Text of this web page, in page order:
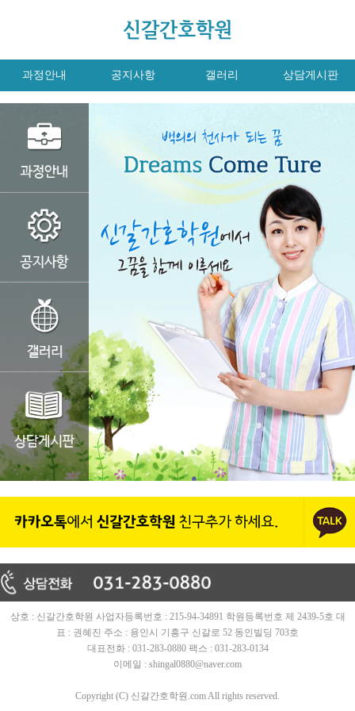
과정안내 공지사항 갤러리 상담게시판
상호 : 신갈간호학원 사업자등록번호 : 215-94-34891 학원등록번호 제 2439-5호 대
표 : 권혜진 주소 : 용인시 기흥구 신갈로 52 동인빌딩 703호
대표전화 : 031-283-0880 팩스 : 031-283-0134
이메일 : shingal0880@naver.com
Copyright (C) 신갈간호학원.com All rights reserved.